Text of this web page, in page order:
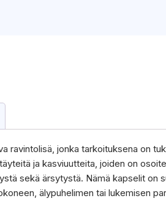
ravintolisä, jonka tarkoituksena on
ja kasviuutteita, joiden on
sekä ärsytystä. Nämä kapselit on
älypuhelimen tai lukemisen